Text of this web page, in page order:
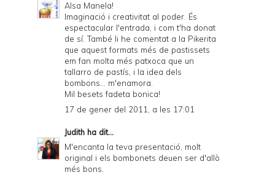
Alsa Manela!
Imaginació i creativitat al poder. És
espectacular l'entrada, i com t'ha donat
de sí. També li he comentat a la Pikerita
que aquest formats més de pastissets
em fan molta més patxoca que un
tallarro de pastís, i la idea dels
bombons... m'enamora.
Mil besets fadeta bonica!
17 de gener del 2011, a les 17:01
Judith ha dit...
M'encanta la teva presentació, molt
original i els bombonets deuen ser d'allò
més bons.